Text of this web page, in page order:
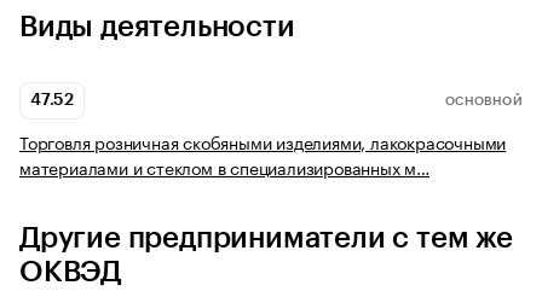
Виды деятельности
47.52 ОСНОВНОЙ
Торговля розничная скобяными изделиями, лакокрасочными
материалами и стеклом в специализированных м…
Другие предприниматели с тем же
ОКВЭД